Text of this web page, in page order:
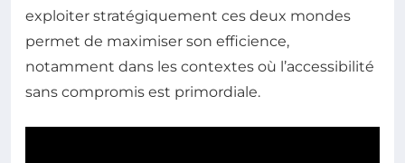
exploiter stratégiquement ces deux mondes
permet de maximiser son efficience,
notamment dans les contextes où l’accessibilité
sans compromis est primordiale.